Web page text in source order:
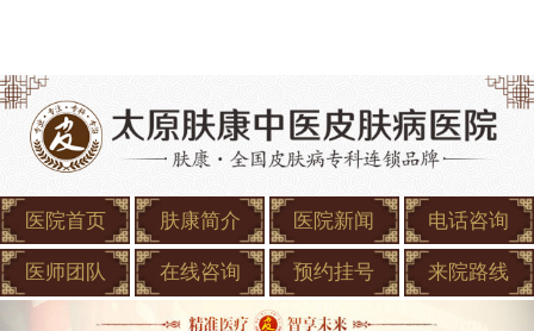
医院首页 肤康简介 医院新闻 电话咨询
医师团队 在线咨询 预约挂号 来院路线